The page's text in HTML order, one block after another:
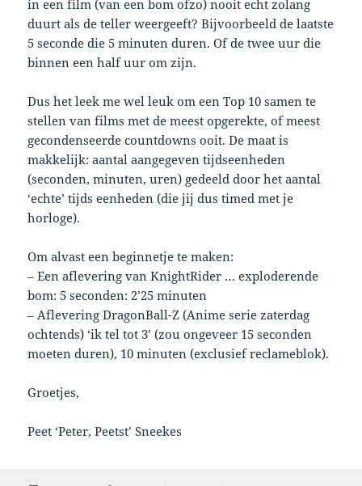
in een film (van een bom ofzo) nooit echt zolang
duurt als de teller weergeeft? Bijvoorbeeld de laatste
5 seconde die 5 minuten duren. Of de twee uur die
binnen een half uur om zijn.
Dus het leek me wel leuk om een Top 10 samen te
stellen van films met de meest opgerekte, of meest
gecondenseerde countdowns ooit. De maat is
makkelijk: aantal aangegeven tijdseenheden
(seconden, minuten, uren) gedeeld door het aantal
‘echte’ tijds eenheden (die jij dus timed met je
horloge).
Om alvast een beginnetje te maken:
– Een aflevering van KnightRider … exploderende
bom: 5 seconden: 2’25 minuten
– Aflevering DragonBall-Z (Anime serie zaterdag
ochtends) ‘ik tel tot 3’ (zou ongeveer 15 seconden
moeten duren), 10 minuten (exclusief reclameblok).
Groetjes,
Peet ‘Peter, Peetst’ Sneekes